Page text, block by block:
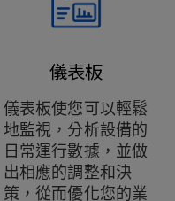
儀表板
儀表板使您可以輕鬆
地監視，分析設備的
日常運行數據，並做
出相應的調整和決
策，從而優化您的業